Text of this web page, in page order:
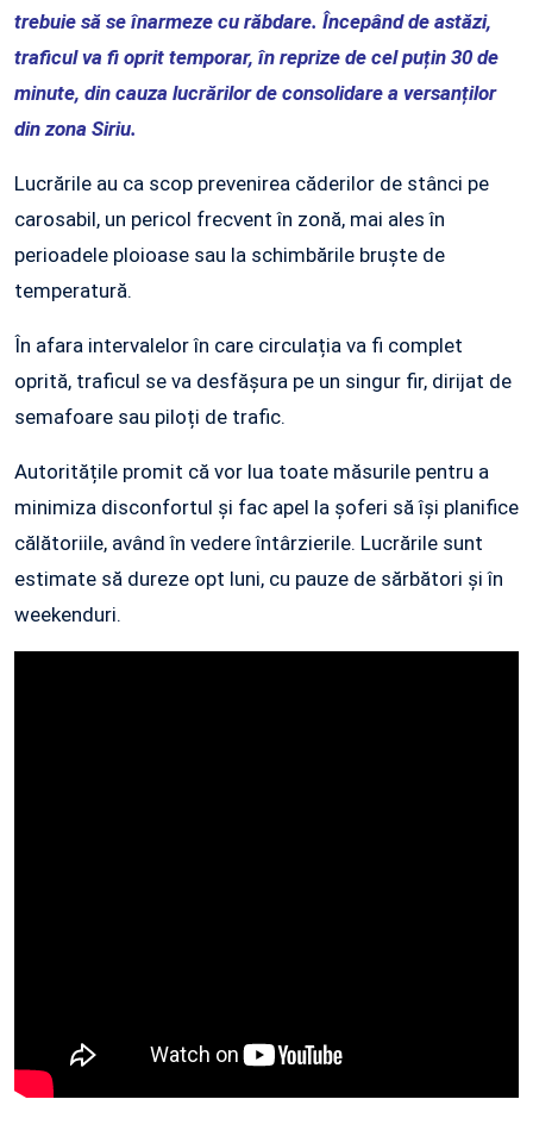
trebuie să se înarmeze cu răbdare. Începând de astăzi,
traficul va fi oprit temporar, în reprize de cel puțin 30 de
minute, din cauza lucrărilor de consolidare a versanților
din zona Siriu.
Lucrările au ca scop prevenirea căderilor de stânci pe
carosabil, un pericol frecvent în zonă, mai ales în
perioadele ploioase sau la schimbările bruște de
temperatură.
În afara intervalelor în care circulația va fi complet
oprită, traficul se va desfășura pe un singur fir, dirijat de
semafoare sau piloți de trafic.
Autoritățile promit că vor lua toate măsurile pentru a
minimiza disconfortul și fac apel la șoferi să își planifice
călătoriile, având în vedere întârzierile. Lucrările sunt
estimate să dureze opt luni, cu pauze de sărbători și în
weekenduri.